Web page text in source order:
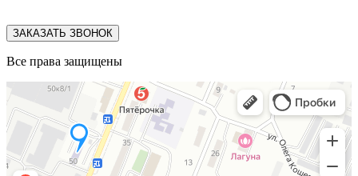
ЗАКАЗАТЬ ЗВОНОК
Все права защищены